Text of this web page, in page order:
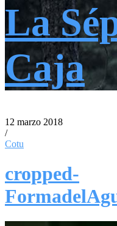
La
Caja
12 marzo 2018
/
Cotu
cropped-